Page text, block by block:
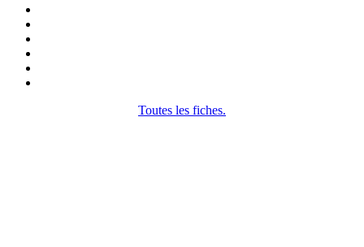
Toutes les fiches.